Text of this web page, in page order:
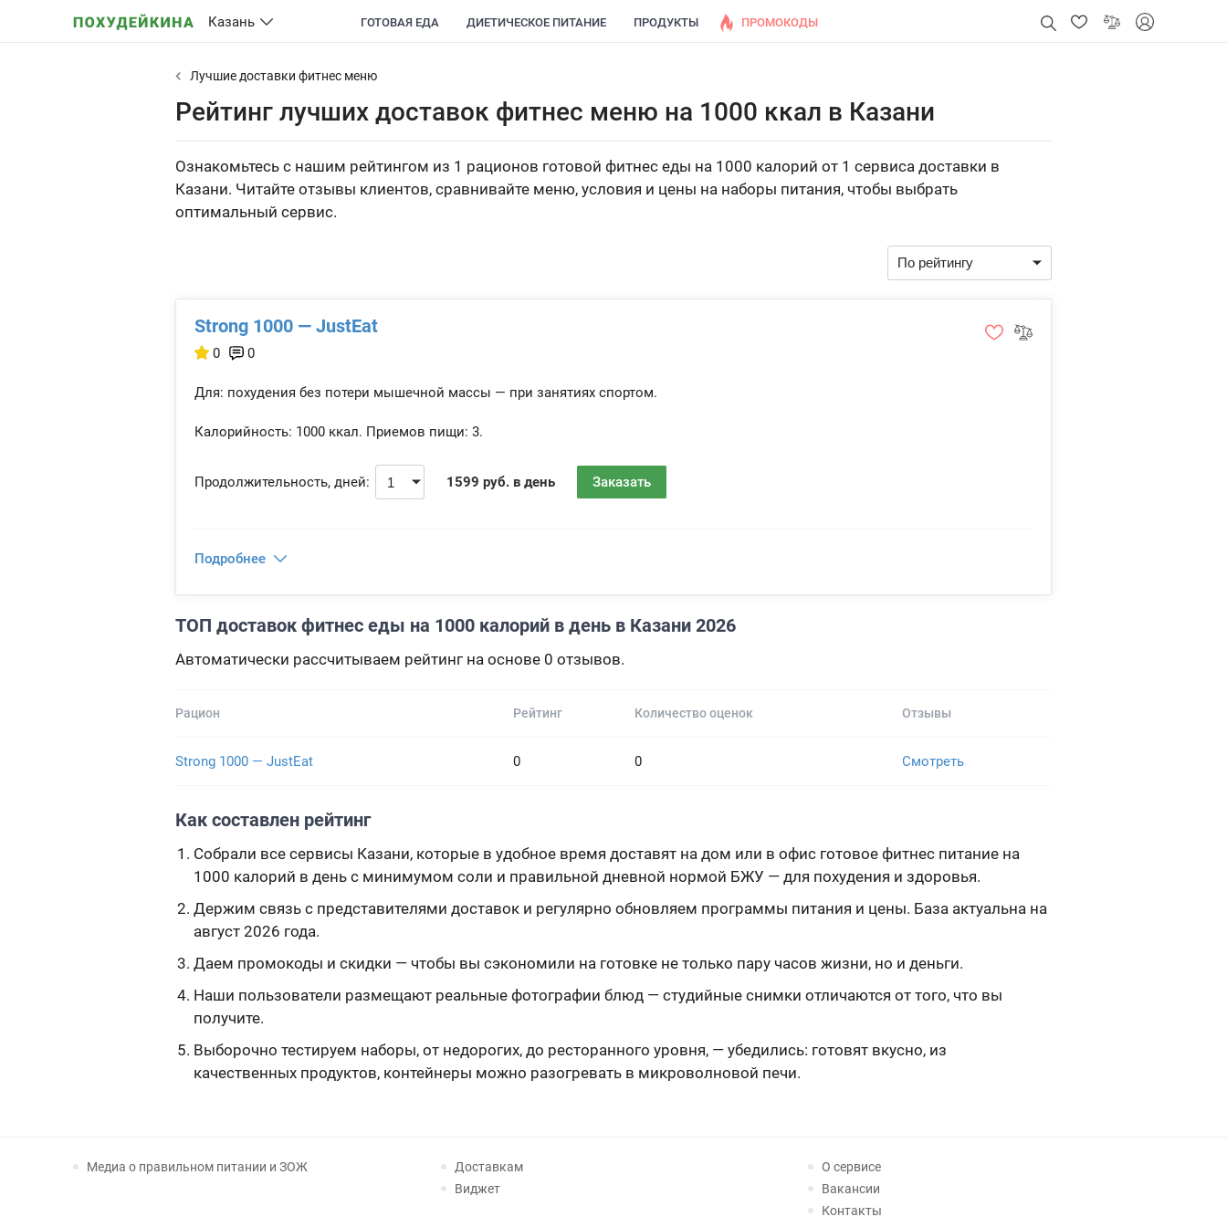
Казань ГОТОВАЯ ЕДА ДИЕТИЧЕСКОЕ ПИТАНИЕ ПРОДУКТЫ ПРОМОКОДЫ
Лучшие доставки фитнес меню
Рейтинг лучших доставок фитнес меню на 1000 ккал в Казани
Ознакомьтесь с нашим рейтингом из 1 рационов готовой фитнес еды на 1000 калорий от 1 сервиса доставки в
Казани. Читайте отзывы клиентов, сравнивайте меню, условия и цены на наборы питания, чтобы выбрать
оптимальный сервис.
Strong 1000 — JustEat
0 0
Для: похудения без потери мышечной массы — при занятиях спортом.
Калорийность: 1000 ккал. Приемов пищи: 3.
Продолжительность, дней: 1599 руб. в день Заказать
Подробнее
ТОП доставок фитнес еды на 1000 калорий в день в Казани 2026
Автоматически рассчитываем рейтинг на основе 0 отзывов.
Рацион Рейтинг Количество оценок Отзывы
Strong 1000 — JustEat 0 0 Смотреть
Как составлен рейтинг
Собрали все сервисы Казани, которые в удобное время доставят на дом или в офис готовое фитнес питание на
1000 калорий в день c минимумом соли и правильной дневной нормой БЖУ — для похудения и здоровья.
Держим связь с представителями доставок и регулярно обновляем программы питания и цены. База актуальна на
август 2026 года.
Даем промокоды и скидки — чтобы вы сэкономили на готовке не только пару часов жизни, но и деньги.
Наши пользователи размещают реальные фотографии блюд — студийные снимки отличаются от того, что вы
получите.
Выборочно тестируем наборы, от недорогих, до ресторанного уровня, — убедились: готовят вкусно, из
качественных продуктов, контейнеры можно разогревать в микроволновой печи.
Медиа о правильном питании и ЗОЖ
Доставкам
Виджет
О сервисе
Вакансии
Контакты